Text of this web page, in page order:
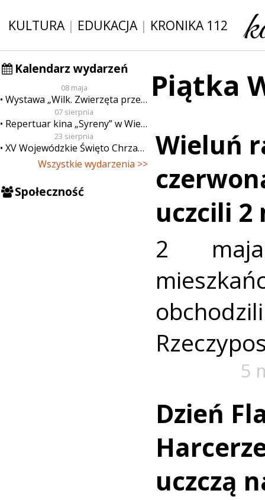
KULTURA| EDUKACJA| KRONIKA 112
Kalendarz wydarzeń
08 maja
Wystawa „Wilk. Zwierzęta przeklęte”
07 sierpnia
Repertuar kina „Syreny” w Wieluniu w dn. od 7 do 13 sierpnia
23 sierpnia
XV Wojewódzkie Święto Chrzanu
Wszystkie wydarzenia >>
Społeczność
Piątka
Wieluń
uczcili 2
2
5
Dzień
uczczą